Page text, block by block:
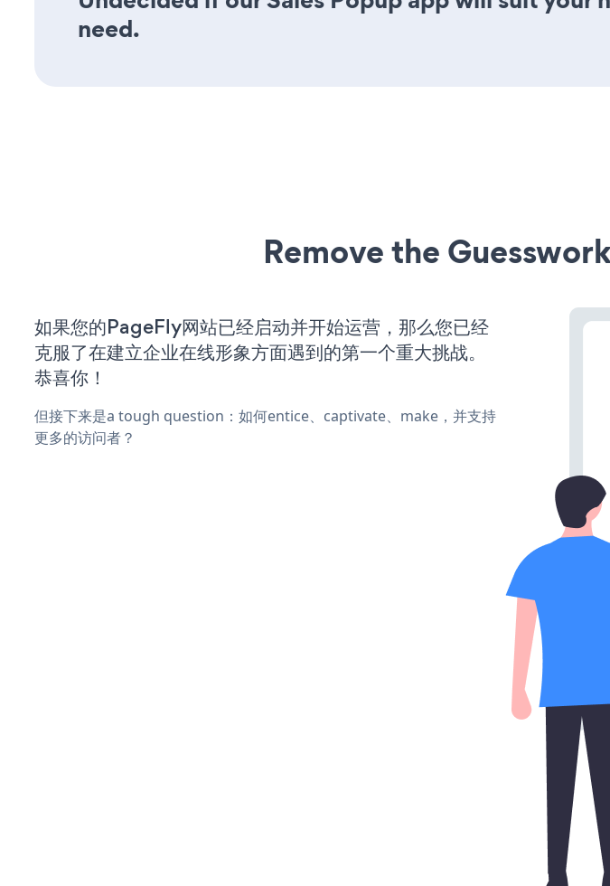
need.
Remove the
如果您的PageFly网站已经启动并开始运营，那么您已经
克服了在建立企业在线形象方面遇到的第一个重大挑战。
恭喜你！
但接下来是a tough question：如何entice、captivate、make，并支持
更多的访问者？